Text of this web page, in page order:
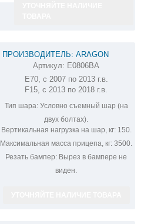
ПРОИЗВОДИТЕЛЬ: ARAGON
ФАРКОП НА BMW X5 E70 E0806BA
Артикул: E0806BA
E70, с 2007 по 2013 г.в.
F15, с 2013 по 2018 г.в.
Тип шара:Условно съемный шар (на
двух болтах).
Вертикальная нагрузка на шар, кг:150.
Максимальная масса прицепа, кг: 3500.
Резать бампер: Вырез в бампере не
виден.